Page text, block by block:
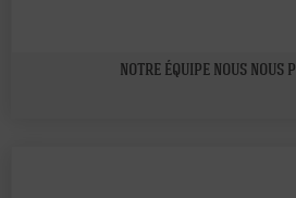
NOTRE ÉQUIPE NOUS NOUS